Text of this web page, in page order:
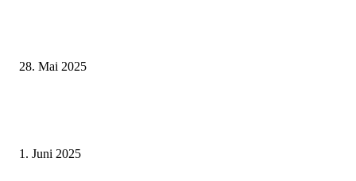
28. Mai 2025
1. Juni 2025